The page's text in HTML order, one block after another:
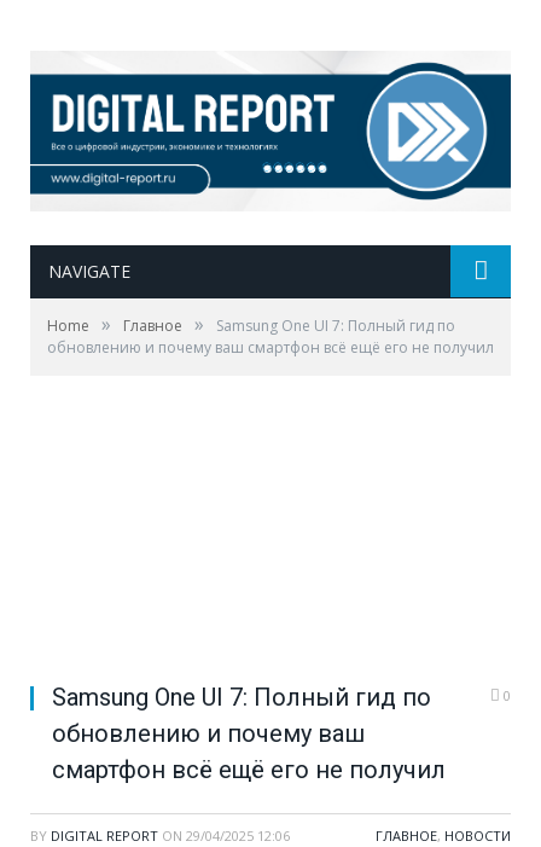
NAVIGATE
Home » Главное »
Samsung One UI 7: Полный гид по
обновлению и почему ваш смартфон всё ещё его не получил
Samsung One UI 7: Полный гид по
обновлению и почему ваш
смартфон всё ещё его не получил
0
BY DIGITAL REPORT ON 29/04/2025 12:06 ГЛАВНОЕ, НОВОСТИ